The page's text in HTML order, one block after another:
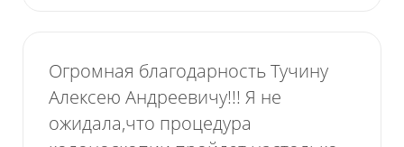
Огромная благодарность Тучину
Алексею Андреевичу!!! Я не
ожидала,что процедура